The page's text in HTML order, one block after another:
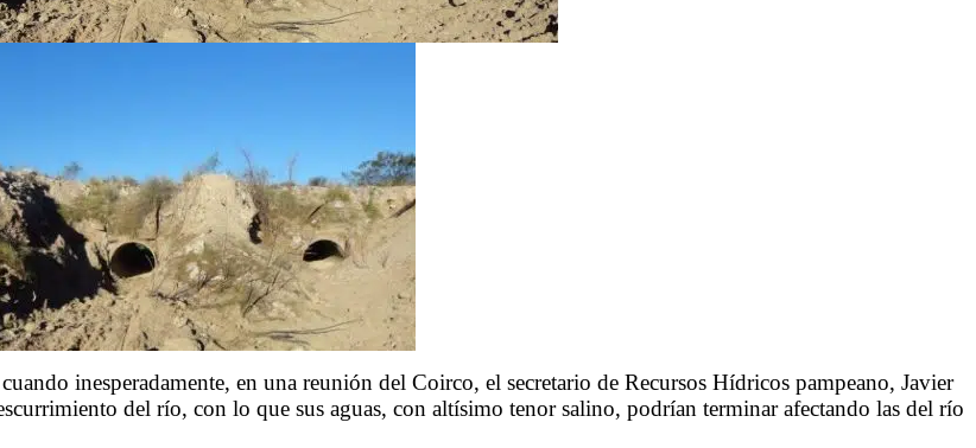
inesperadamente, en una reunión del Coirco, el secretario de Recursos Hídricos pampeano, Javier
del río, con lo que sus aguas, con altísimo tenor salino, podrían terminar afectando las del río